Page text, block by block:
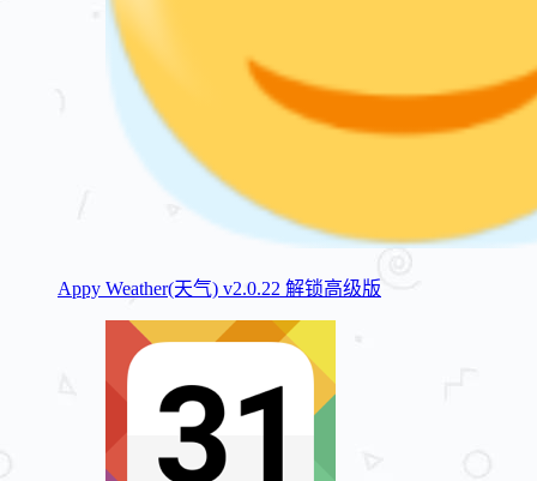
Appy Weather(天气) v2.0.22 解锁高级版